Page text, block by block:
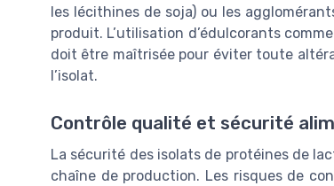
les lécithines de soja) ou les
produit. L’utilisation d’édulcorants
doit être maîtrisée pour éviter toute
l’isolat.
Contrôle qualité et sécurité
La sécurité des isolats de protéines de
chaîne de production. Les risques de